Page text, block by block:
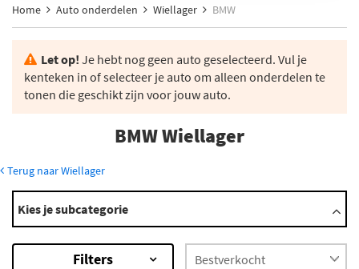
Home
Auto onderdelen Wiellager BMW
Let op! Je hebt nog geen auto geselecteerd. Vul je
kenteken in of selecteer je auto om alleen onderdelen te
tonen die geschikt zijn voor jouw auto.
BMW Wiellager
Terug naar Wiellager
Modellen
02
1 Serie
1502...2002
Kies je subcategorie
Filters